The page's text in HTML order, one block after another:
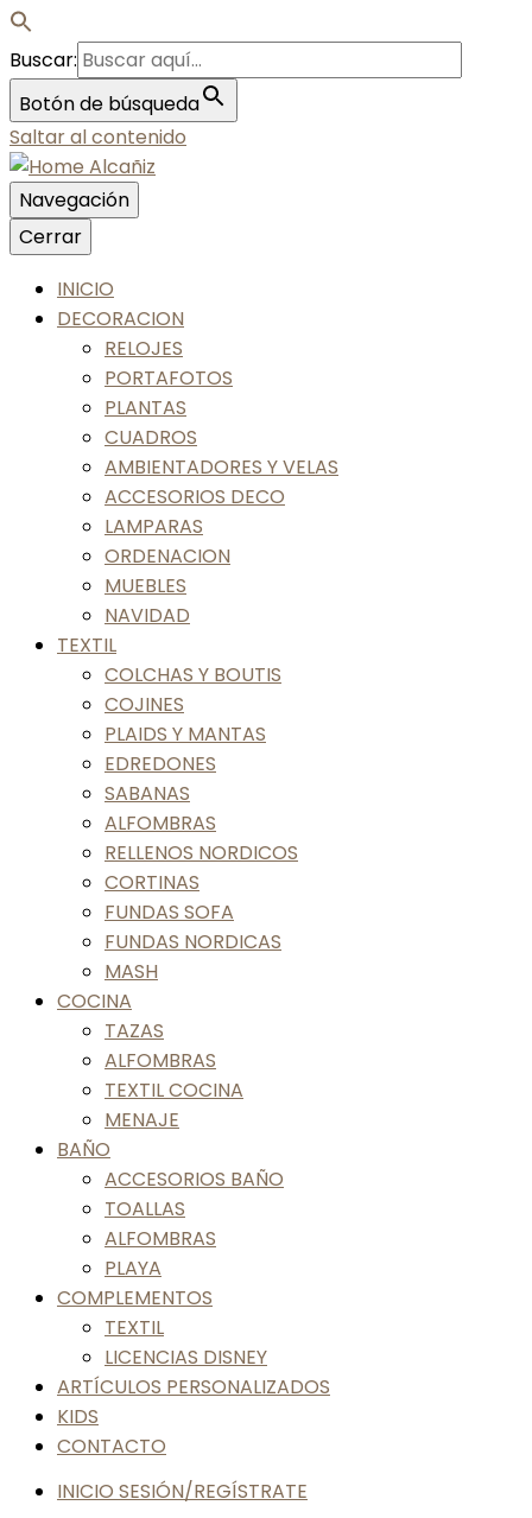
Buscar:
Botón de búsqueda
Saltar al contenido
Home Alcañiz
Nos gusta tu casa, nos gustas tú
Navegación
Cerrar
INICIO
DECORACION
RELOJES
PORTAFOTOS
PLANTAS
CUADROS
AMBIENTADORES Y VELAS
ACCESORIOS DECO
LAMPARAS
ORDENACION
MUEBLES
NAVIDAD
TEXTIL
COLCHAS Y BOUTIS
COJINES
PLAIDS Y MANTAS
EDREDONES
SABANAS
ALFOMBRAS
RELLENOS NORDICOS
CORTINAS
FUNDAS SOFA
FUNDAS NORDICAS
MASH
COCINA
TAZAS
ALFOMBRAS
TEXTIL COCINA
MENAJE
BAÑO
ACCESORIOS BAÑO
TOALLAS
ALFOMBRAS
PLAYA
COMPLEMENTOS
TEXTIL
LICENCIAS DISNEY
ARTÍCULOS PERSONALIZADOS
KIDS
CONTACTO
INICIO SESIÓN/REGÍSTRATE